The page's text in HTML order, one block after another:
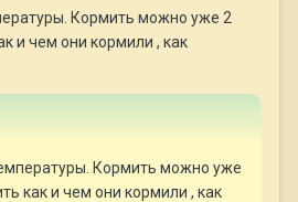
Кормить можно уже 2
и чем они кормили , как
Кормить можно уже
как и чем они кормили , как